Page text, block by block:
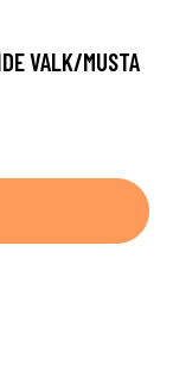
VALK/MUSTA